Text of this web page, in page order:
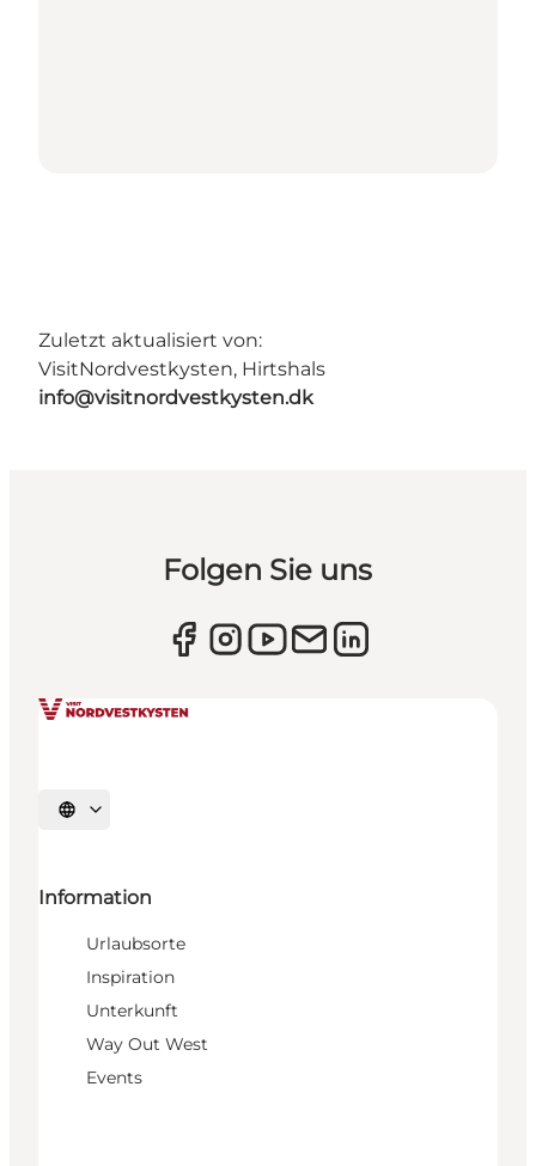
Zuletzt aktualisiert von:
VisitNordvestkysten, Hirtshals
info@visitnordvestkysten.dk
Folgen Sie uns
Sprache auswählen
Information
Urlaubsorte
Inspiration
Unterkunft
Way Out West
Events